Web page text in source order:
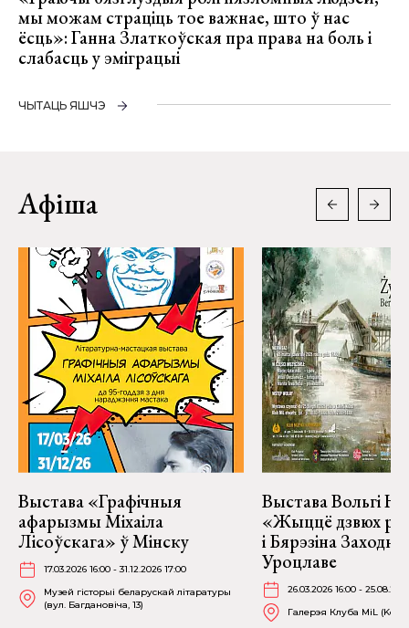
мы можам страціць тое важнае, што ў нас
ёсць»: Ганна Златкоўская пра права на боль і
слабасць у эміграцыі
ЧЫТАЦЬ ЯШЧЭ
Афіша
Выстава «Графічныя
афарызмы Міхаіла
Лісоўскага» ў Мінску
17.03.2026 16:00 - 31.12.2026 17:00
Музей гісторыі беларускай літаратуры
(вул. Багдановіча, 13)
Выстава Вольгі
«Жыццё дзвюх
і Бярэзіна
Уроцлаве
26.03.2026 16:00 -
Галерэя Клуба MiL